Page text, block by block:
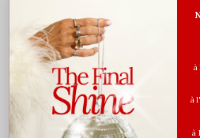
Évaluations
/ 5
Vous pourriez aussi aimer...
à
à
à